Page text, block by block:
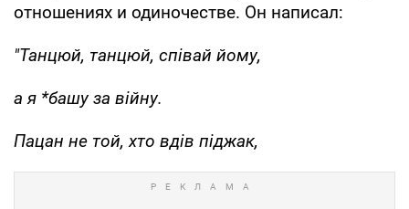
отношениях и одиночестве. Он написал:
"Танцюй, танцюй, співай йому,
а я *башу за війну.
Пацан не той, хто вдів піджак,